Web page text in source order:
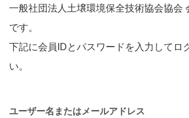
一般社団法人土壌環境保全技術協会協会
です。
下記に会員IDとパスワードを入力してロ
い。
ユーザー名またはメールアドレス